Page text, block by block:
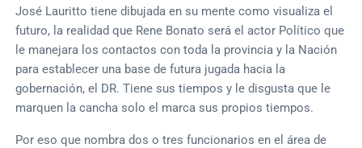
José Lauritto tiene dibujada en su mente como visualiza el
futuro, la realidad que Rene Bonato será el actor Político que
le manejara los contactos con toda la provincia y la Nación
para establecer una base de futura jugada hacia la
gobernación, el DR. Tiene sus tiempos y le disgusta que le
marquen la cancha solo el marca sus propios tiempos.
Por eso que nombra dos o tres funcionarios en el área de